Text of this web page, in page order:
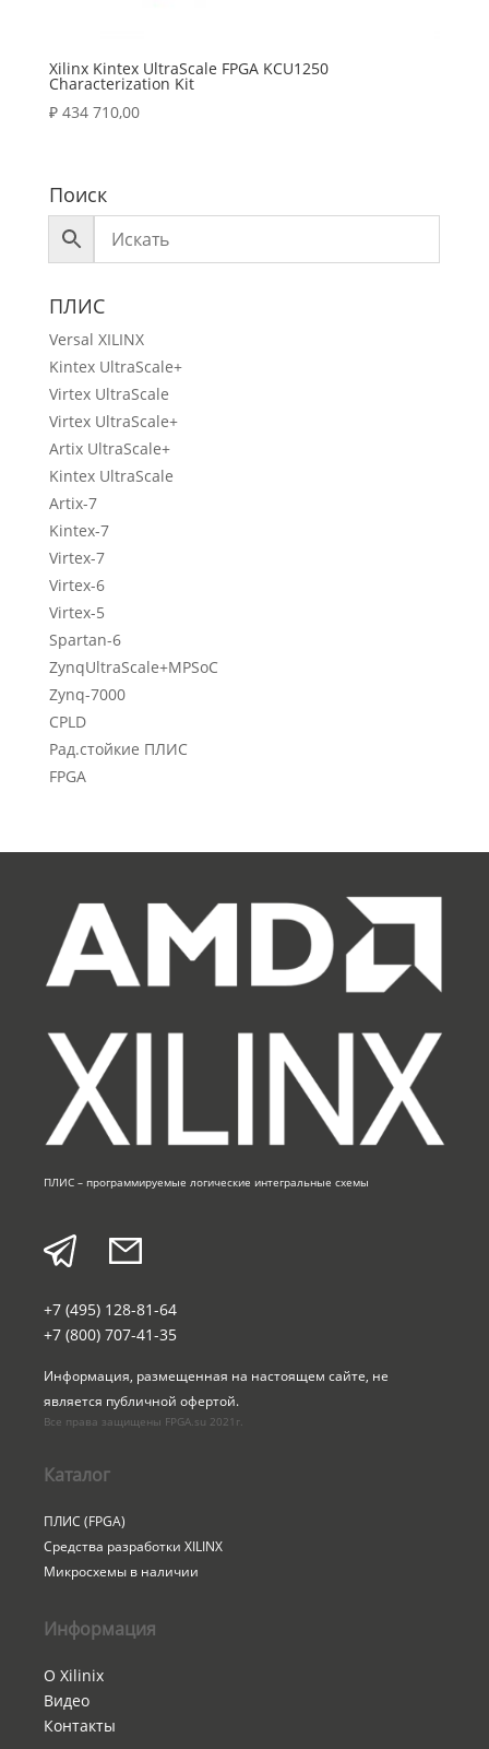
Xilinx Kintex UltraScale FPGA KCU1250
Characterization Kit
₽434 710,00
Поиск
ПЛИС
Versal XILINX
Kintex UltraScale+
Virtex UltraScale
Virtex UltraScale+
Artix UltraScale+
Kintex UltraScale
Artix-7
Kintex-7
Virtex-7
Virtex-6
Virtex-5
Spartan-6
ZynqUltraScale+MPSoC
Zynq-7000
CPLD
Рад.стойкие ПЛИС
FPGA
ПЛИС – программируемые логические интегральные схемы
+7 (495) 128-81-64
+7 (800) 707-41-35
Информация, размещенная на настоящем сайте, не
является публичной офертой.
Все права защищены FPGA.su 2021г.
Каталог
ПЛИС (FPGA)
Средства разработки XILINX
Микросхемы в наличии
Информация
О Xilinix
Видео
Контакты